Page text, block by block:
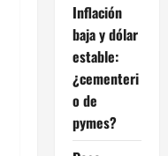
Inflación
baja y dólar
estable:
¿cementeri
o de
pymes?